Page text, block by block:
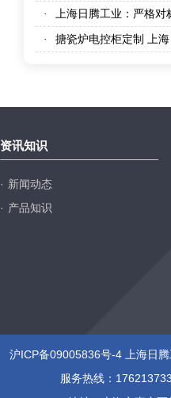
· 上海日腾工业：严格
· 搪瓷炉电控柜定制 上
资讯知识
· 新闻动态
· 产品知识
沪ICP备09005836号-4 上海日
服务热线：